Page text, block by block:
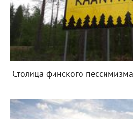
Столица финского пессимизма